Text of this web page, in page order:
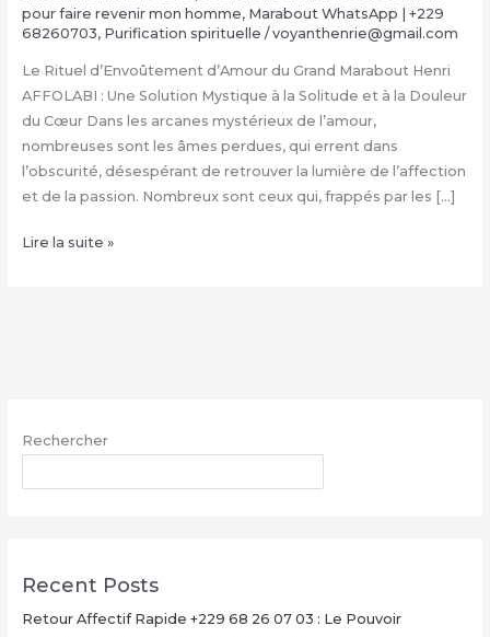
pour faire revenir mon homme, Marabout WhatsApp | +229
68260703, Purification spirituelle /voyanthenrie@gmail.com
Le Rituel d’Envoûtement d’Amour du Grand Marabout Henri
AFFOLABI : Une Solution Mystique à la Solitude et à la Douleur
du Cœur Dans les arcanes mystérieux de l’amour,
nombreuses sont les âmes perdues, qui errent dans
l’obscurité, désespérant de retrouver la lumière de l’affection
et de la passion. Nombreux sont ceux qui, frappés par les […]
Rituel
|
68260703
Lire la suite »
Rechercher
Recent Posts
Retour Affectif Rapide +229 68 26 07 03 : Le Pouvoir